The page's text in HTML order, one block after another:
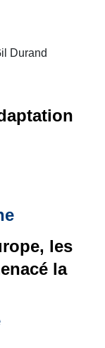
les
la